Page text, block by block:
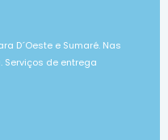
D´Oeste e Sumaré. Nas
Serviços de entrega